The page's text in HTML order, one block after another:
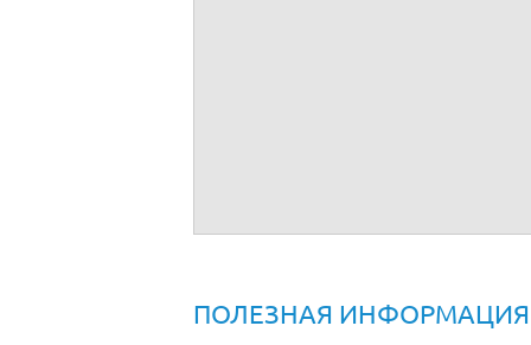
ПОЛЕЗНАЯ ИНФОРМАЦИЯ